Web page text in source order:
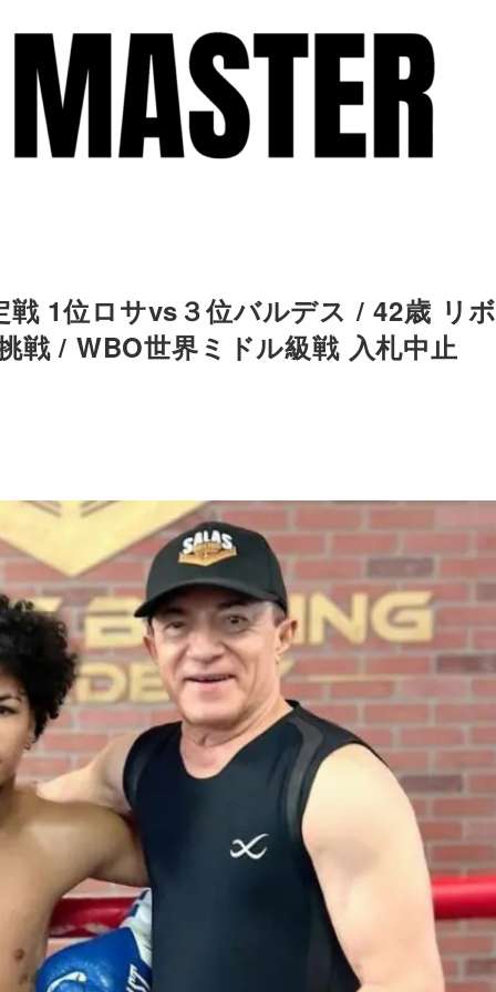
1位ロサvs３位バルデス / 42歳 リ
戦 / WBO世界ミドル級戦 入札中止